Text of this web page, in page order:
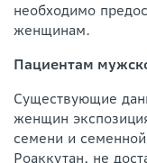
необходимо
женщинам.
Пациентам
Существующие
женщин
семени и
Роаккутан, не